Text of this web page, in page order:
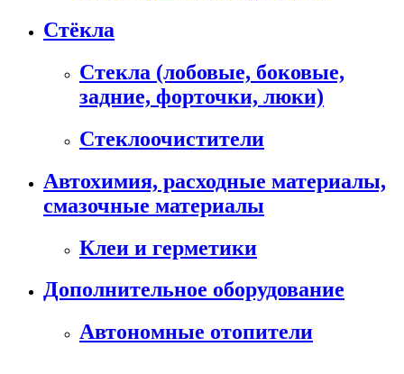
Стёкла
Стекла (лобовые, боковые,
задние, форточки, люки)
Стеклоочистители
Автохимия, расходные материалы,
смазочные материалы
Клеи и герметики
Дополнительное оборудование
Автономные отопители